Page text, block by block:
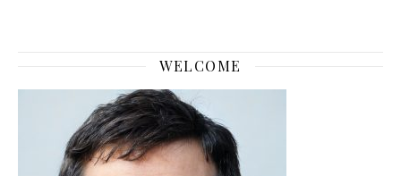
WELCOME